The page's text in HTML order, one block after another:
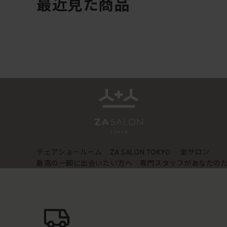
チェアショールーム ZA SALON TOKYO
坐サロン
最高の一脚に出会いたい方へ 専門スタッフがあなたの